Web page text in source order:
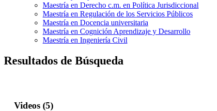
Maestría en Derecho c.m. en Política Jurisdiccional
Maestría en Regulación de los Servicios Públicos
Maestría en Docencia universitaria
Maestría en Cognición Aprendizaje y Desarrollo
Maestría en Ingeniería Civil
Resultados de Búsqueda
Videos (5)